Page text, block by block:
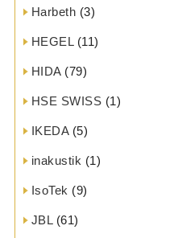
Harbeth (3)
HEGEL(11)
HIDA(79)
HSE SWISS (1)
IKEDA(5)
inakustik (1)
IsoTek (9)
JBL(61)